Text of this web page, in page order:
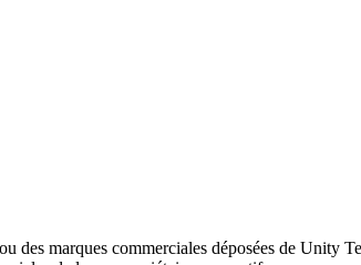
des marques commerciales déposées de Unity